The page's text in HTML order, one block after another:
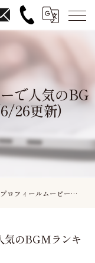
で人気のBG
26更新)
ムービーで人気のBGMランキング！(2024/6/26更新)
気のBGMランキ